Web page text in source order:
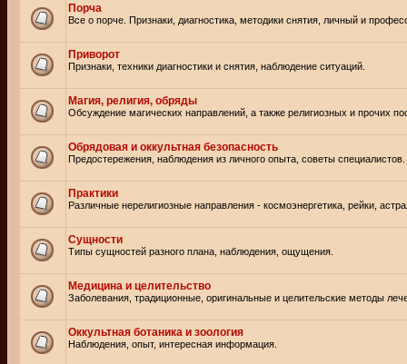
Порча
Все о порче. Признаки, диагностика, методики снятия, личный и
Приворот
Признаки, техники диагностики и снятия, наблюдение ситуаций.
Магия, религия, обряды
Обсуждение магических направлений, а также религиозных и прочих
Обрядовая и оккультная безопасность
Предостережения, наблюдения из личного опыта, советы специалистов.
Практики
Различные нерелигиозные направления - космоэнергетика, рейки,
Сущности
Типы сущностей разного плана, наблюдения, ощущения.
Медицина и целительство
Заболевания, традиционные, оригинальные и целительские методы
Оккультная ботаника и зоология
Наблюдения, опыт, интересная информация.